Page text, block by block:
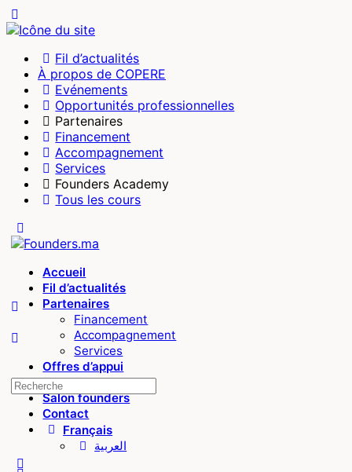
Fil d’actualités
À propos de COPERE
Evénements
Opportunités professionnelles
Partenaires
Financement
Accompagnement
Services
Founders Academy
Tous les cours
Accueil
Fil d’actualités
Partenaires
Financement
Accompagnement
Services
Offres d’appui
Founders
Salon founders
Contact
Français
العربية